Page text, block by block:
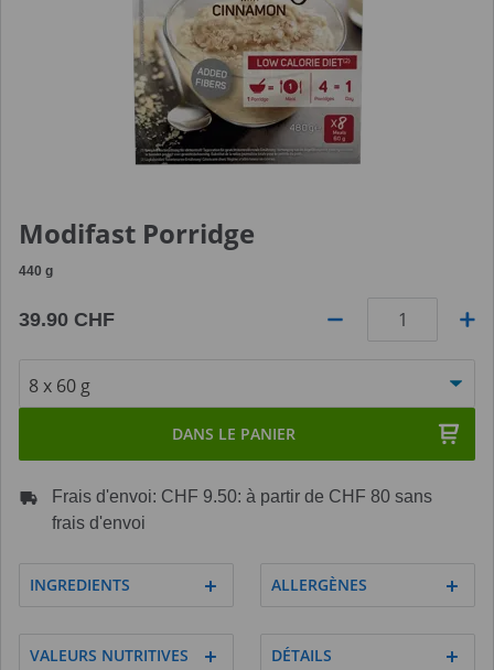
Modifast Porridge
440 g
39.90 CHF
DANS LE PANIER
Frais d'envoi: CHF 9.50: à partir de CHF 80 sans
frais d'envoi
INGREDIENTS ALLERGÈNES
VALEURS NUTRITIVES DÉTAILS